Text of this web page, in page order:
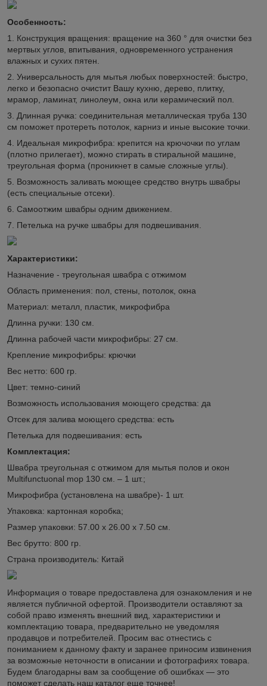
Особенность:
1. Конструкция вращения: вращение на 360 ° для очистки без
мертвых углов, впитывания, одновременного устранения
влажных и сухих пятен.
2. Универсальность для мытья любых поверхностей: быстро,
легко и безопасно очистит Вашу кухню, дерево, плитку,
мрамор, ламинат, линолеум, окна или керамический пол.
3. Длинная ручка: соединительная металлическая труба 130
см поможет протереть потолок, карниз и иные высокие точки.
4. Идеальная микрофибра: крепится на крючочки по углам
(плотно прилегает), можно стирать в стиральной машине,
треугольная форма (проникнет в самые сложные углы).
5. Возможность заливать моющее средство внутрь швабры
(есть специальные отсеки).
6. Самоотжим швабры одним движением.
7. Петелька на ручке швабры для подвешивания.
Характеристики:
Назначение - треугольная швабра с отжимом
Область применения: пол, стены, потолок, окна
Материал: металл, пластик, микрофибра
Длинна ручки: 130 см.
Длинна рабочей части микрофибры: 27 см.
Крепление микрофибры: крючки
Вес нетто: 600 гр.
Цвет: темно-синий
Возможность использования моющего средства: да
Отсек для залива моющего средства: есть
Петелька для подвешивания: есть
Комплектация:
Швабра треугольная c отжимом для мытья полов и окон
Multifunctuonal mop 130 см. – 1 шт.;
Микрофибра (установлена на швабре)- 1 шт.
Упаковка: картонная коробка;
Размер упаковки: 57.00 х 26.00 х 7.50 см.
Вес брутто: 800 гр.
Страна производитель: Китай
Информация о товаре предоставлена для ознакомления и не
является публичной офертой. Производители оставляют за
собой право изменять внешний вид, характеристики и
комплектацию товара, предварительно не уведомляя
продавцов и потребителей. Просим вас отнестись с
пониманием к данному факту и заранее приносим извинения
за возможные неточности в описании и фотографиях товара.
Будем благодарны вам за сообщение об ошибках — это
поможет сделать наш каталог еще точнее!